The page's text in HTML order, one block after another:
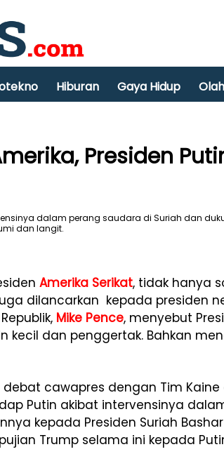
Hiburan Gaya Hidup
Presiden
Amerika Serikat, tidak hanya
dilancarkan kepada presiden
Mike Pence, menyebut
kecil dan penggertak. Bahkan
cawapres dengan Tim Kaine
Putin akibat intervensinya
kepada Presiden Suriah
Trump selama ini kepada